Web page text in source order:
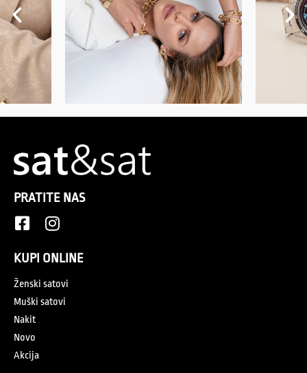
PRATITE NAS
KUPI ONLINE
Ženski satovi
Muški satovi
Nakit
Novo
Akcija